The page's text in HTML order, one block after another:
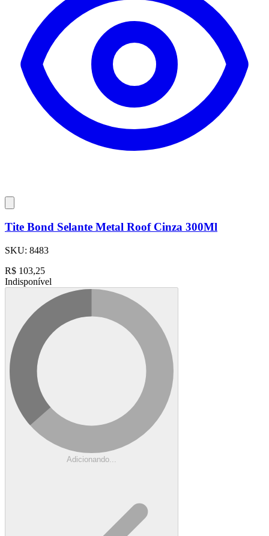
Tite Bond Selante Metal Roof Cinza 300Ml
SKU: 8483
R$ 103,25
Indisponível
Adicionando...